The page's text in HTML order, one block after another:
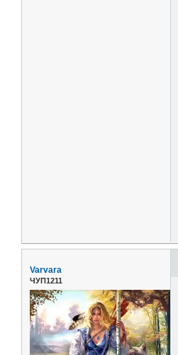
Varvara
ЧУП1211